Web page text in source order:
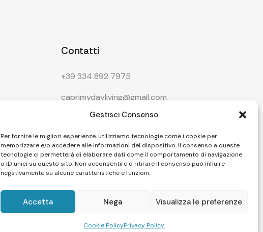
Gestisci Consenso
Per fornire le migliori esperienze, utilizziamo tecnologie come i cookie per
memorizzare e/o accedere alle informazioni del dispositivo. Il consenso a queste
tecnologie ci permetterà di elaborare dati come il comportamento di navigazione
o ID unici su questo sito. Non acconsentire o ritirare il consenso può influire
negativamente su alcune caratteristiche e funzioni.
Accetta Nega Visualizza le preferenze
Cookie PolicyPrivacy Policy
Contatti
+39 334 892 7975
caprimydayliving@gmail.com